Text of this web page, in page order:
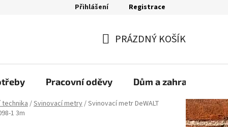
Přihlášení Registrace
KOŠÍK
PRÁZDNÝ KOŠÍK
Pracovní oděvy Dům a zahrada
technika/Svinovací metry/Svinovací metr DeWALT
1 3m